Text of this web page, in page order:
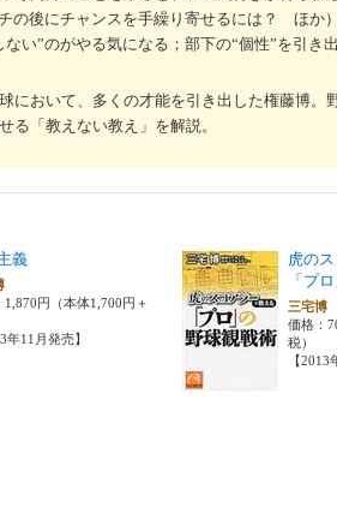
の後にチャンスを手繰り寄せるには？ ほか）
い”のがやる気になる；部下の“個性”を引き
において、多くの才能を引き出した権藤博。
る「教えない教え」を解説。
義
1,870円（本体1,700円＋
年11月発売】
虎の
「プ
三宅博
価格：
税）
【2013